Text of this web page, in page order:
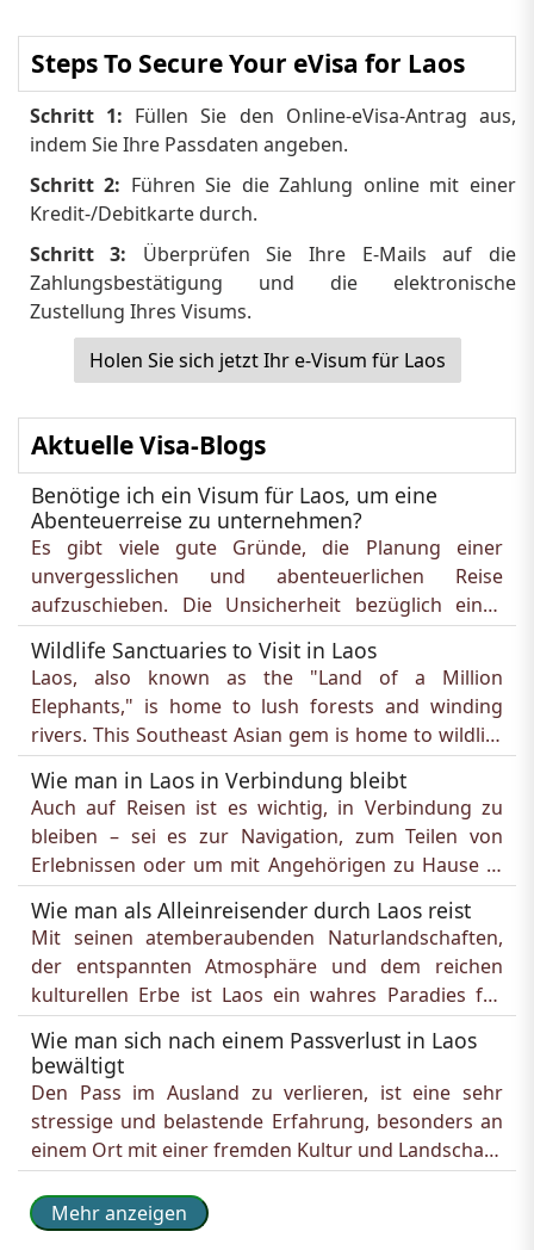
Erkundungen – der Übergang von einem Laos-Visum
zu einem Langzeitvisum erforde...
Steps To Secure Your eVisa for Laos
Schritt 1: Füllen Sie den Online-eVisa-Antrag aus,
indem Sie Ihre Passdaten angeben.
Schritt 2: Führen Sie die Zahlung online mit einer
Kredit-/Debitkarte durch.
Schritt 3: Überprüfen Sie Ihre E-Mails auf die
Zahlungsbestätigung und die elektronische
Zustellung Ihres Visums.
Holen Sie sich jetzt Ihr e-Visum für Laos
Aktuelle Visa-Blogs
Benötige ich ein Visum für Laos, um eine
Abenteuerreise zu unternehmen?
Es gibt viele gute Gründe, die Planung einer
unvergesslichen und abenteuerlichen Reise
aufzuschieben. Die Unsicherheit bezüglich eines
Visums sollte jedoch nicht dazu gehören. Zum Glück
müssen Sie sich bei der Planung Ihres nächsten
Abenteuers in Laos nicht durch endlose,
komplizierte Angelegenheiten kämpfen.
Keine Sorge, wir haben alles für Sie...
Wildlife Sanctuaries to Visit in Laos
Laos, also known as the "Land of a Million
Elephants," is home to lush forests and winding
rivers. This Southeast Asian gem is home to wildlife
sanctuaries that not only house endangered
species but also provide visitors with an unusual
opportunity to get up close and personal with
nature.
Introduction to Laos' Wildlife Sanctuaries
Laos is a landlocked country in Southeast Asia,
famous for...
Wie man in Laos in Verbindung bleibt
Auch auf Reisen ist es wichtig, in Verbindung zu
bleiben – sei es zur Navigation, zum Teilen von
Erlebnissen oder um mit Angehörigen zu Hause in
Kontakt zu bleiben. Laos ist zwar ein
Entwicklungsland, aber die Infrastruktur für
Internetverbindungen verbessert sich stetig.
Mobilfunknetze in Laos
Die Marktanteile, die Netzverteilung und die
Netzabdeckung der Mobilfunkbetreibe...
Wie man als Alleinreisender durch Laos reist
Mit seinen atemberaubenden Naturlandschaften,
der entspannten Atmosphäre und dem reichen
kulturellen Erbe ist Laos ein wahres Paradies für
Alleinreisende, die Abenteuer und Ruhe
gleichermaßen suchen. Von dichten Dschungeln
zum Trekking über Kreuzfahrten auf dem
mächtigen Mekong bis hin zum Eintauchen in
buddhistische Traditionen – Laos bietet
unabhängigen...
Wie man sich nach einem Passverlust in Laos
bewältigt
Den Pass im Ausland zu verlieren, ist eine sehr
stressige und belastende Erfahrung, besonders an
einem Ort mit einer fremden Kultur und Landschaft.
Ein verlorener oder gestohlener Pass ist Ihr
wichtigstes Ausweisdokument und
Reiseberechtigungsnachweis, was Pläne
Mehr anzeigen